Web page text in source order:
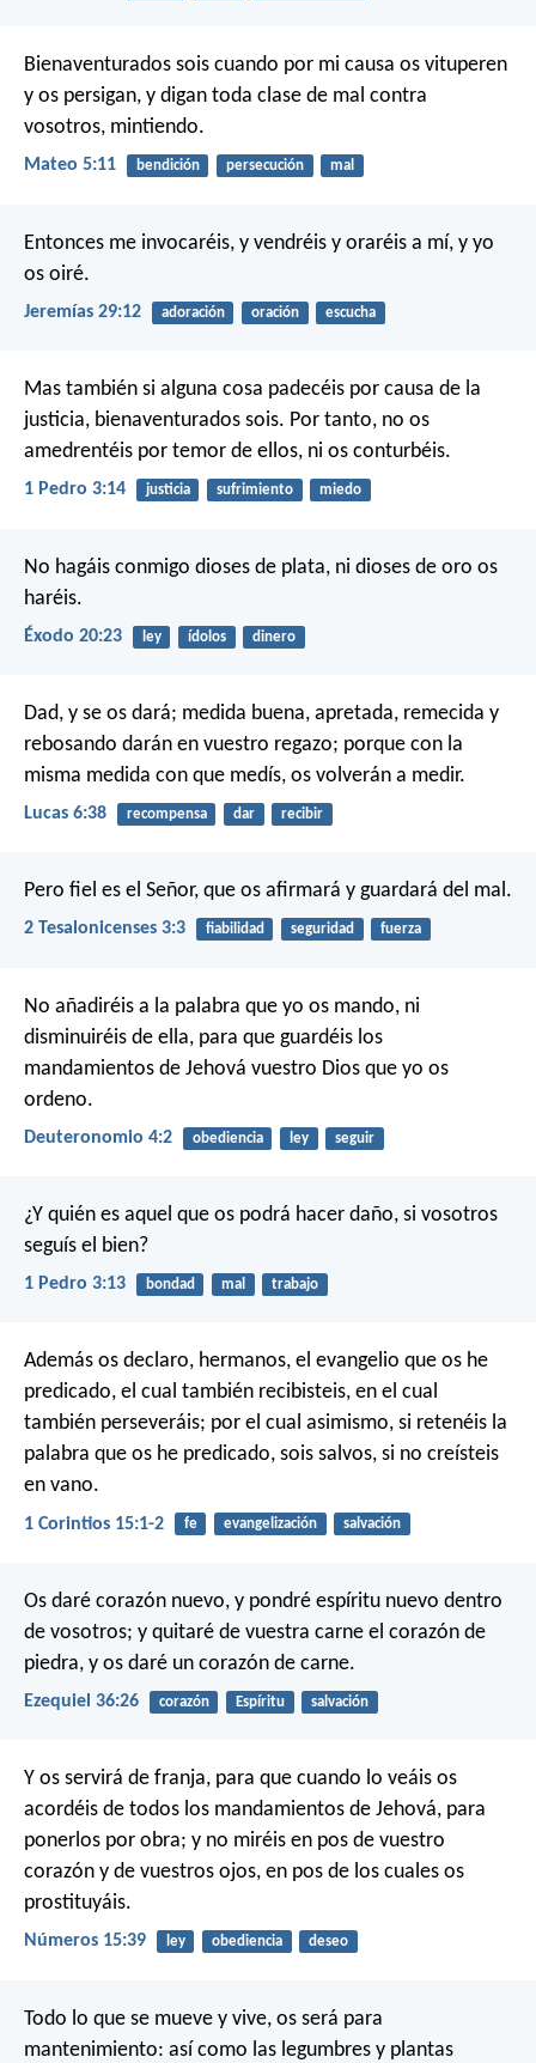
Bienaventurados sois cuando por mi causa os vituperen
y os persigan, y digan toda clase de mal contra
vosotros, mintiendo.
Mateo 5:11 bendición persecución mal
Entonces me invocaréis, y vendréis y oraréis a mí, y yo
os oiré.
Jeremías 29:12 adoración oración escucha
Mas también si alguna cosa padecéis por causa de la
justicia, bienaventurados sois. Por tanto, no os
amedrentéis por temor de ellos, ni os conturbéis.
1 Pedro 3:14 justicia sufrimiento miedo
No hagáis conmigo dioses de plata, ni dioses de oro os
haréis.
Éxodo 20:23 ley ídolos dinero
Dad, y se os dará; medida buena, apretada, remecida y
rebosando darán en vuestro regazo; porque con la
misma medida con que medís, os volverán a medir.
Lucas 6:38 recompensa dar recibir
Pero fiel es el Señor, que os afirmará y guardará del mal.
2 Tesalonicenses 3:3 fiabilidad seguridad fuerza
No añadiréis a la palabra que yo os mando, ni
disminuiréis de ella, para que guardéis los
mandamientos de Jehová vuestro Dios que yo os
ordeno.
Deuteronomio 4:2 obediencia ley seguir
¿Y quién es aquel que os podrá hacer daño, si vosotros
seguís el bien?
1 Pedro 3:13 bondad mal trabajo
Además os declaro, hermanos, el evangelio que os he
predicado, el cual también recibisteis, en el cual
también perseveráis; por el cual asimismo, si retenéis la
palabra que os he predicado, sois salvos, si no creísteis
en vano.
1 Corintios 15:1-2 fe evangelización salvación
Os daré corazón nuevo, y pondré espíritu nuevo dentro
de vosotros; y quitaré de vuestra carne el corazón de
piedra, y os daré un corazón de carne.
Ezequiel 36:26 corazón Espíritu salvación
Y os servirá de franja, para que cuando lo veáis os
acordéis de todos los mandamientos de Jehová, para
ponerlos por obra; y no miréis en pos de vuestro
corazón y de vuestros ojos, en pos de los cuales os
prostituyáis.
Números 15:39 ley obediencia deseo
Todo lo que se mueve y vive, os será para
mantenimiento: así como las legumbres y plantas